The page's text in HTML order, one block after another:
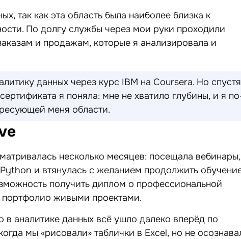
так как эта область была наиболее близка к
По долгу службы через мои руки проходили
и продажам, которые я анализировала и
данных через курс IBM на Coursera. Но спустя
я поняла: мне не хватило глубины, и я
меня области.
несколько месяцев: посещала вебинары,
и втянулась с желанием продолжить
получить диплом о профессиональной
портфолио живыми проектами.
в аналитике данных всё ушло далеко вперёд по
мы «рисовали» таблички в Excel, но не